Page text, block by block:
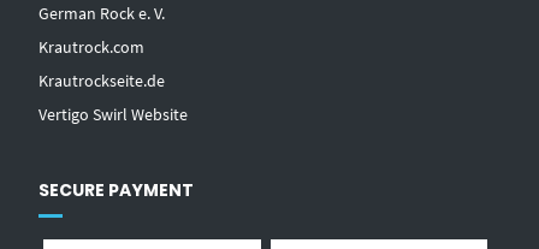
German Rock e. V.
Krautrock.com
Krautrockseite.de
Vertigo Swirl Website
SECURE PAYMENT